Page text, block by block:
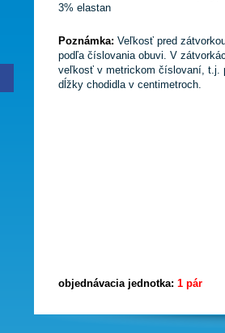
3% elastan
Poznámka: Veľkosť pred
podľa číslovania obuvi. V
veľkosť v metrickom číslovaní, t.j.
dĺžky chodidla v centimetroch.
objednávacia jednotka: 1 pár